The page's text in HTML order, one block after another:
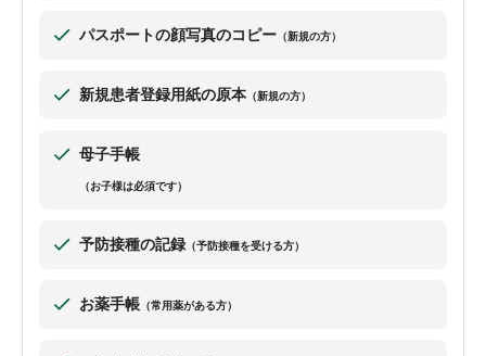
パスポートの顔写真のコピー （新規の方）
新規患者登録用紙の原本 （新規の方）
母子手帳
（お子様は必須です）
予防接種の記録 （予防接種を受ける方）
お薬手帳 （常用薬がある方）